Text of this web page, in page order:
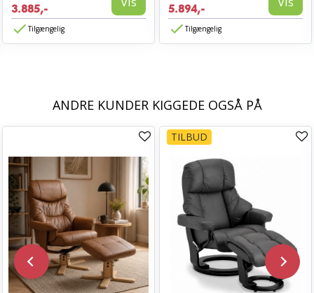
3.885,-
Tilgængelig
5.894,-
Tilgængelig
ANDRE KUNDER KIGGEDE OGSÅ PÅ
TILBUD